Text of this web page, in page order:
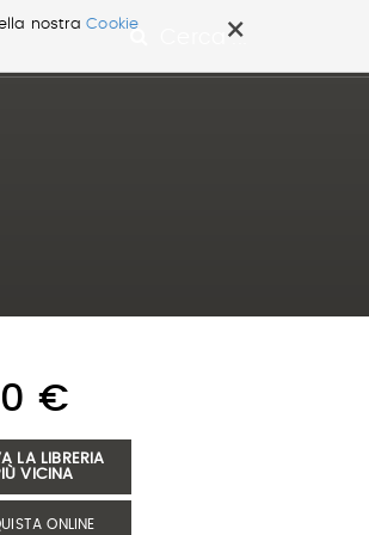
×
nostraCookie
Cerca ...
€
LA LIBRERIA
VICINA
ONLINE